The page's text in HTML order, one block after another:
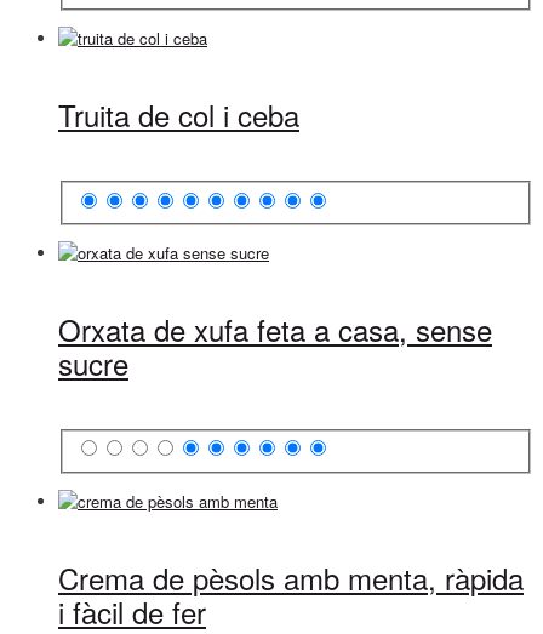
Truita de col i ceba
Orxata de xufa feta a casa, sense
sucre
Crema de pèsols amb menta, ràpida
i fàcil de fer